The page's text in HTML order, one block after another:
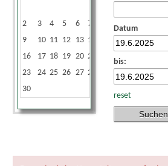
2
3 4 5 6 7
9
10 11 12 13 14
16
17 18 19 20 21
23
24 25 26 27 28
30
Datum
bis:
reset